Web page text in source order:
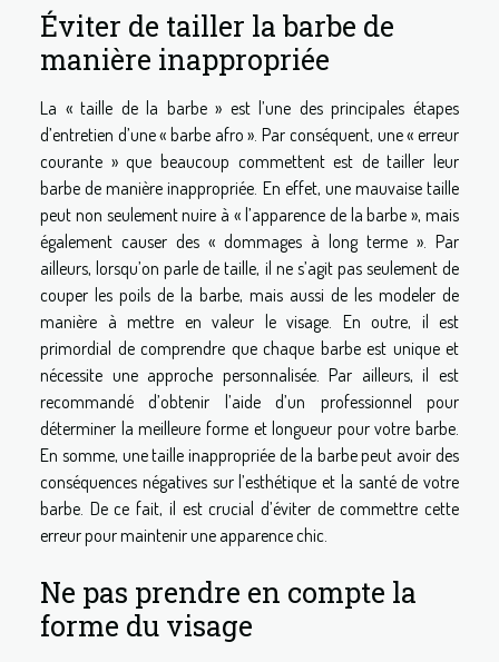
Éviter de tailler la barbe de
manière inappropriée
La « taille de la barbe » est l’une des principales étapes
d’entretien d’une « barbe afro ». Par conséquent, une « erreur
courante » que beaucoup commettent est de tailler leur
barbe de manière inappropriée. En effet, une mauvaise taille
peut non seulement nuire à « l’apparence de la barbe », mais
également causer des « dommages à long terme ». Par
ailleurs, lorsqu’on parle de taille, il ne s’agit pas seulement de
couper les poils de la barbe, mais aussi de les modeler de
manière à mettre en valeur le visage. En outre, il est
primordial de comprendre que chaque barbe est unique et
nécessite une approche personnalisée. Par ailleurs, il est
recommandé d’obtenir l’aide d’un professionnel pour
déterminer la meilleure forme et longueur pour votre barbe.
En somme, une taille inappropriée de la barbe peut avoir des
conséquences négatives sur l’esthétique et la santé de votre
barbe. De ce fait, il est crucial d’éviter de commettre cette
erreur pour maintenir une apparence chic.
Ne pas prendre en compte la
forme du visage